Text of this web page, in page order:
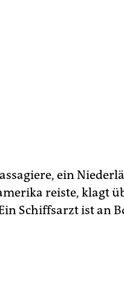
ein
reiste, klagt
Schiffsarzt ist an